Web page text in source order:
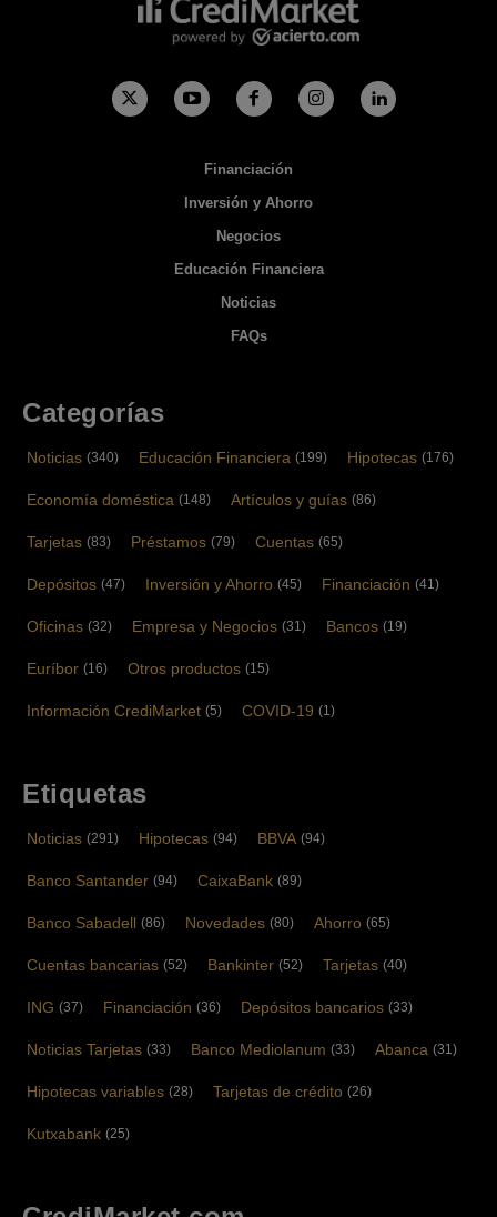
Financiación
Inversión y Ahorro
Negocios
Educación Financiera
Noticias
FAQs
Categorías
Noticias (340) Educación Financiera (199) Hipotecas (176)
Economía doméstica (148) Artículos y guías (86)
Tarjetas (83) Préstamos (79) Cuentas (65)
Depósitos (47) Inversión y Ahorro (45) Financiación (41)
Oficinas (32) Empresa y Negocios (31) Bancos (19)
Euríbor (16) Otros productos (15)
Información CrediMarket (5) COVID-19 (1)
Etiquetas
Noticias (291) Hipotecas (94) BBVA (94)
Banco Santander (94) CaixaBank (89)
Banco Sabadell (86) Novedades (80) Ahorro (65)
Cuentas bancarias (52) Bankinter (52) Tarjetas (40)
ING (37) Financiación (36) Depósitos bancarios (33)
Noticias Tarjetas (33) Banco Mediolanum (33) Abanca (31)
Hipotecas variables (28) Tarjetas de crédito (26)
Kutxabank (25)